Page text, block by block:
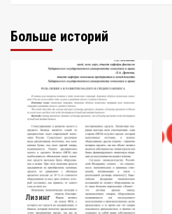
Больше историй
Лизинг